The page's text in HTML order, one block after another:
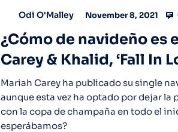
Odi O'Malley November 8, 2021
¿Cómo de navideño es
Carey & Khalid, ‘Fall In
Mariah Carey ha publicado su single
aunque esta vez ha optado por dejar
con la copa de champaña en todo el
esperábamos?